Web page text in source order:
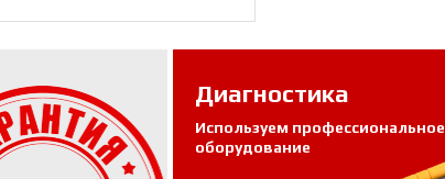
Диагностика
Используем профессиональное
оборудование